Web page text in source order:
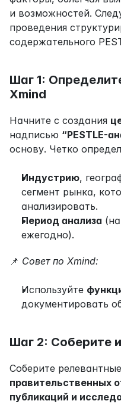
и возможностей.
проведения
содержательного
Шаг 1:
Xmind
Начните с создания
надписью “PESTLE-
основу. Четко
Индустрию,
сегмент рынка,
анализировать.
Период анализа
ежегодно).
📌 Совет по Xmind:
Используйте
документировать
Шаг 2: Соберите
правительственных
публикаций и